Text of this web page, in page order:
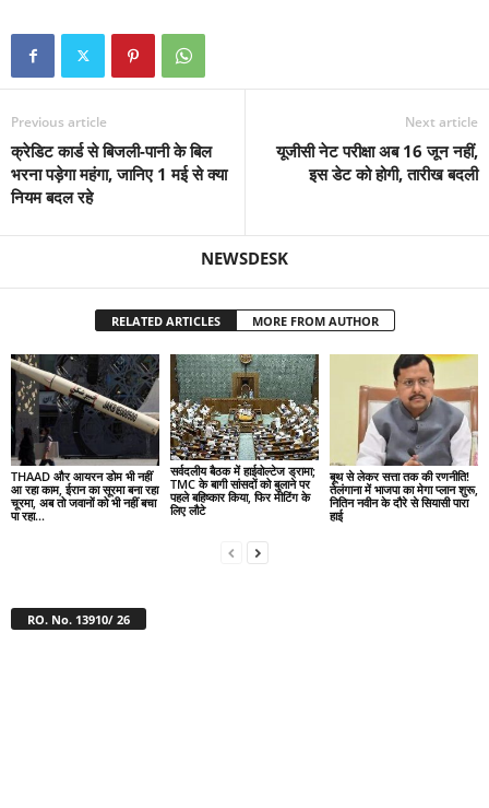
Previous article
क्रेडिट कार्ड से बिजली-पानी के बिल
भरना पड़ेगा महंगा, जानिए 1 मई से क्या
नियम बदल रहे
Next article
यूजीसी नेट परीक्षा अब 16 जून नहीं,
इस डेट को होगी, तारीख बदली
NEWSDESK
RELATED ARTICLES MORE FROM AUTHOR
THAAD और आयरन डोम भी नहीं
आ रहा काम, ईरान का सूरमा बना रहा
चूरमा, अब तो जवानों को भी नहीं बचा
पा रहा...
सर्वदलीय बैठक में हाईवोल्टेज ड्रामा;
TMC के बागी सांसदों को बुलाने पर
पहले बहिष्कार किया, फिर मीटिंग के
लिए लौटे
बूथ से लेकर सत्ता तक की रणनीति!
तेलंगाना में भाजपा का मेगा प्लान शुरू,
नितिन नवीन के दौरे से सियासी पारा
हाई
RO. No. 13910/ 26